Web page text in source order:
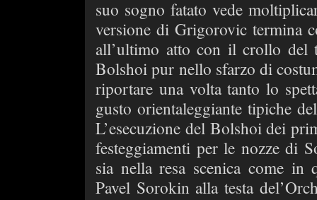
suo sogno fatato vede
versione di Grigorovic termina
all’ultimo atto con il crollo del
Bolshoi pur nello sfarzo di
riportare una volta tanto lo
gusto orientaleggiante tipiche
L’esecuzione del Bolshoi dei
festeggiamenti per le nozze di
sia nella resa scenica come
Pavel Sorokin alla testa